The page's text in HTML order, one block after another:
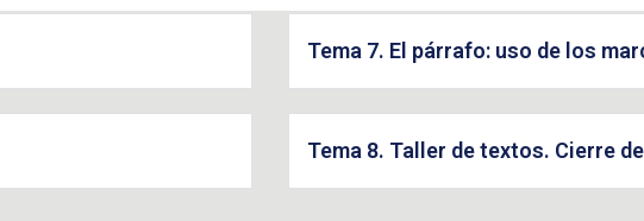
Tema 7. El párrafo: uso de los
Tema 8. Taller de textos. Cierre